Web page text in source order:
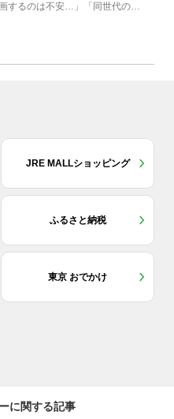
するのは不安…」「同世代の方
JRE MALLショッピング
ふるさと納税
東京 おでかけ
に関する記事